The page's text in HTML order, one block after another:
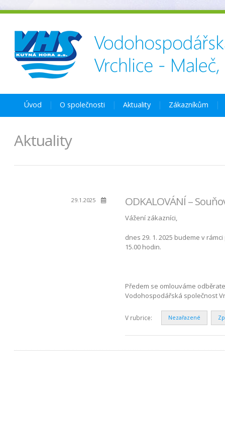
Úvod O společnosti Aktuality Zákazníkům
Aktuality
29.1.2025 ODKALOVÁNÍ –
Vážení zákazníci,
dnes 29. 1. 2025 budeme v
15.00 hodin.
Předem se omlouváme
Vodohospodářská společnost
V rubrice: Nezařazené